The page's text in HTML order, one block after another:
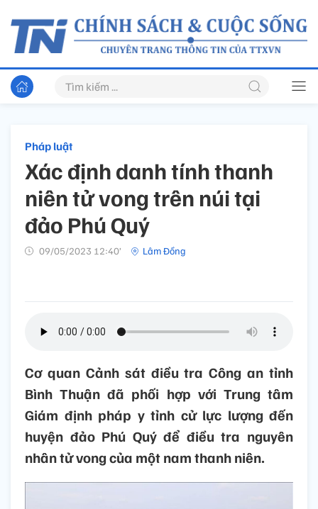
Pháp luật
Xác định danh tính thanh
niên tử vong trên núi tại
đảo Phú Quý
09/05/2023 12:40’ Lâm Đồng
Cơ quan Cảnh sát điều tra Công an tỉnh
Bình Thuận đã phối hợp với Trung tâm
Giám định pháp y tỉnh cử lực lượng đến
huyện đảo Phú Quý để điều tra nguyên
nhân tử vong của một nam thanh niên.